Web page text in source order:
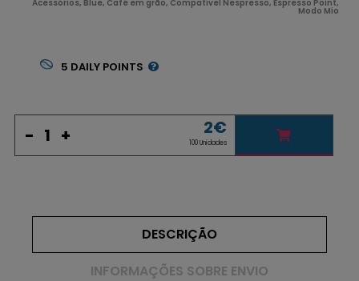
Acessórios, Blue, Café em grão, Compatível Nespresso, Espresso Point,
Modo Mio
5 DAILY POINTS
- + 2€
100 Unidades
DESCRIÇÃO
INFORMAÇÕES SOBRE ENVIO